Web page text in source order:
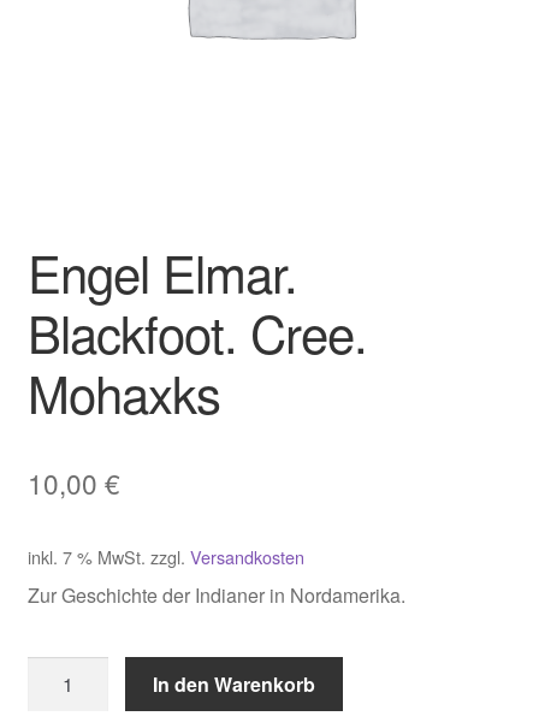
Engel Elmar.
Blackfoot. Cree.
Mohaxks
10,00 €
inkl. 7 % MwSt. zzgl. Versandkosten
Zur Geschichte der Indianer in Nordamerika.
Elmar.
In den Warenkorb